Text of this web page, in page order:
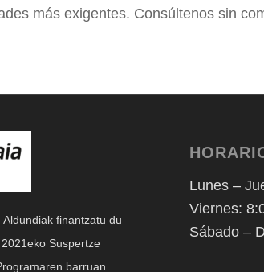
más exigentes. Consúltenos sin
Aldundiak finantzatu du
Suspertze
barruan
Lunes –
Viernes:
Sábado –